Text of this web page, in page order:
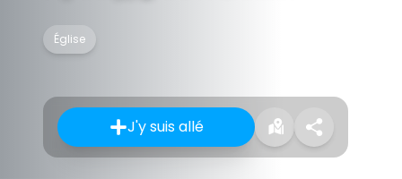
Église
J'y suis allé